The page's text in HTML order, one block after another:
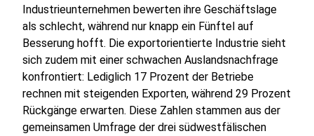
Industrieunternehmen bewerten ihre Geschäftslage
als schlecht, während nur knapp ein Fünftel auf
Besserung hofft. Die exportorientierte Industrie sieht
sich zudem mit einer schwachen Auslandsnachfrage
konfrontiert: Lediglich 17 Prozent der Betriebe
rechnen mit steigenden Exporten, während 29 Prozent
Rückgänge erwarten. Diese Zahlen stammen aus der
gemeinsamen Umfrage der drei südwestfälischen